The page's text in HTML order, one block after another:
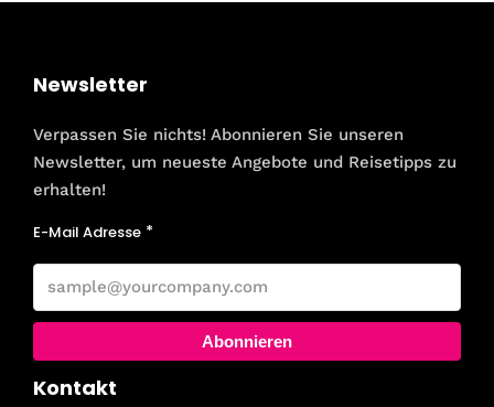
Newsletter
Verpassen Sie nichts! Abonnieren Sie unseren
Newsletter, um neueste Angebote und Reisetipps zu
erhalten!
E-Mail Adresse
Abonnieren
Kontakt